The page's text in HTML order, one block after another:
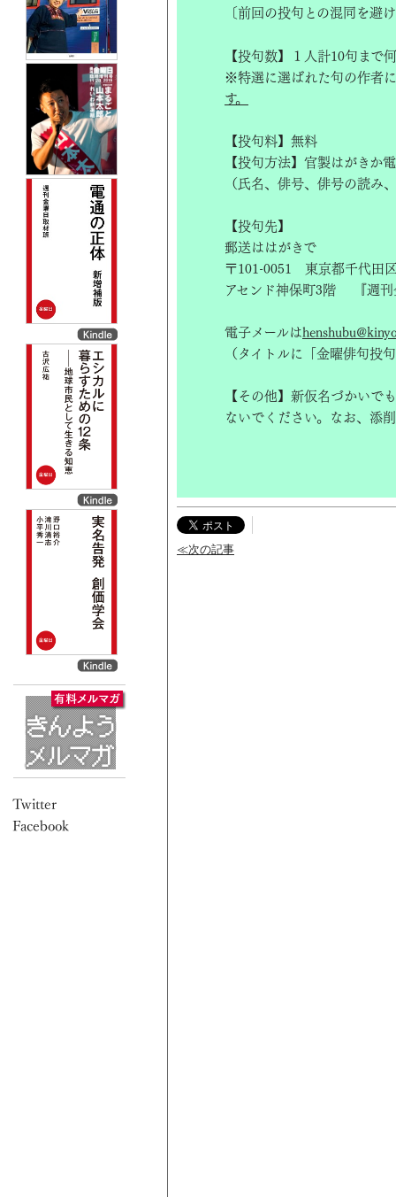
〔前回の投句との混同を避
【投句数】１人計10句まで
※特選に選ばれた句の作者
す。
【投句料】無料
【投句方法】官製はがきか
（氏名、俳号、俳号の読み
【投句先】
郵送ははがきで
〒101-0051 東京都千代田
アセンド神保町3階 『週刊
電子メールは
（タイトルに「金曜俳句投
【その他】新仮名づかいで
ないでください。なお、添
≪次の記事